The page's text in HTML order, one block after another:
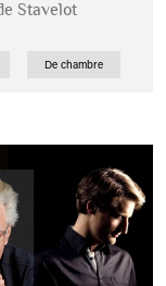
Stavelot
De chambre